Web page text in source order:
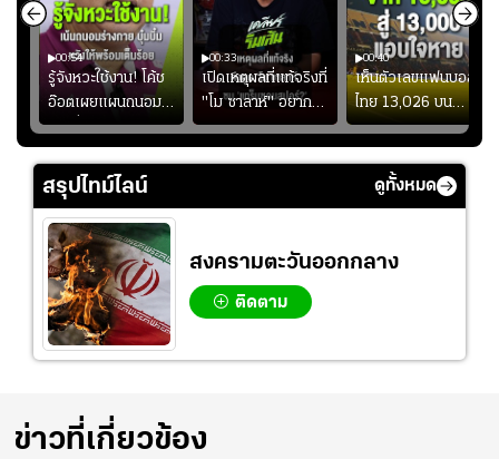
00:54
รู้จังหวะใช้งาน! โค้ช
อ๊อตเผยแผนถนอม
“บุ๋มบิ๋ม” เพื่อรักษา
ร่างกายให้พร้อมที่สุด
00:33
เปิดเหตุผลที่แท้จริงที่
"โม ซาลาห์" อยาก
ย้ายซบ "แทร็บซอนส
ปอร์"
00:40
เห็นตัวเลขแฟนบอล
ไทย 13,026 บน
สกอร์บอร์ดแล้วแอบ
ใจหาย น้อยกว่านัดที่
แล้วเจอมาเลเซียตั้ง
สรุปไทม์ไลน์ ดูทั้งหมด
สงครามตะวันออกกลาง
ติดตาม
ข่าวที่เกี่ยวข้อง